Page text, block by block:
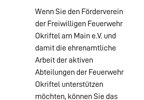
Wenn Sie den Förderverein
der Freiwilligen Feuerwehr
Okriftel am Main e.V. und
damit die ehrenamtliche
Arbeit der aktiven
Abteilungen der Feuerwehr
Okriftel unterstützen
möchten, können Sie das